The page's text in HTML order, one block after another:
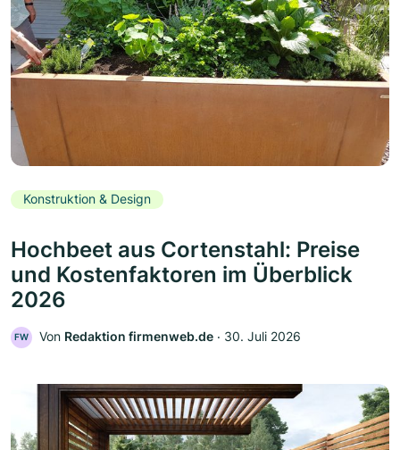
Konstruktion & Design
Hochbeet aus Cortenstahl: Preise
und Kostenfaktoren im Überblick
2026
FW Von Redaktion firmenweb.de ‧ 30. Juli 2026